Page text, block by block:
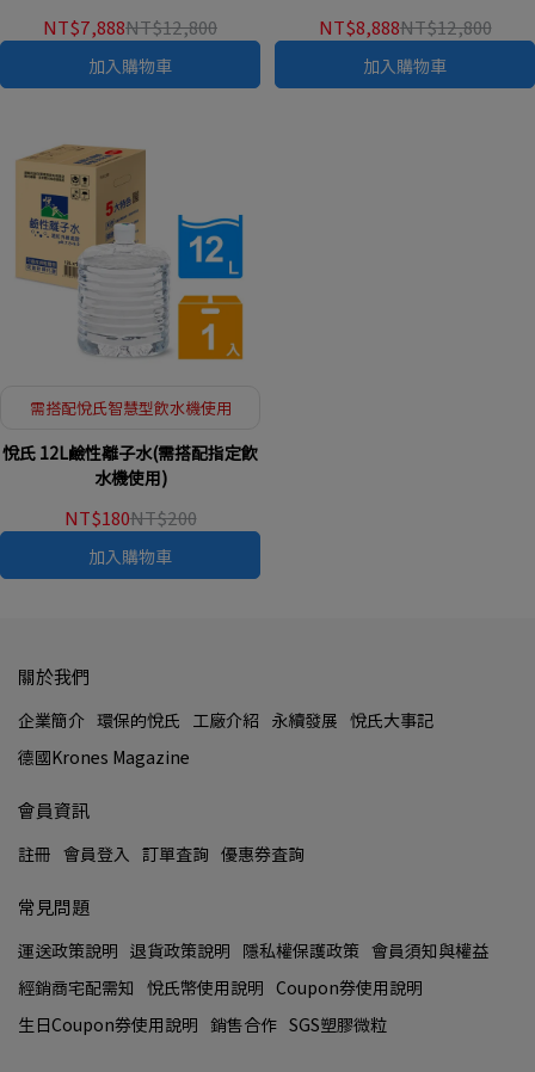
NT$7,888NT$12,800
加入購物車
NT$8,888NT$12,800
加入購物車
需搭配悅氏智慧型飲水機使用
悅氏 12L鹼性離子水(需搭配指定飲
水機使用)
NT$180NT$200
加入購物車
關於我們
企業簡介 環保的悅氏 工廠介紹 永續發展 悅氏大事記
德國Krones Magazine
會員資訊
註冊 會員登入 訂單查詢 優惠券查詢
常見問題
運送政策説明 退貨政策説明 隱私權保護政策 會員須知與權益
經銷商宅配需知 悅氏幣使用說明 Coupon券使用說明
生日Coupon券使用說明 銷售合作 SGS塑膠微粒